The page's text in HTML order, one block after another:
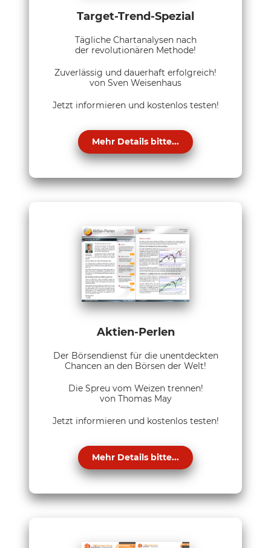
Target-Trend-Spezial
Tägliche Chartanalysen nach
der revolutionären Methode!
Zuverlässig und dauerhaft erfolgreich!
von Sven Weisenhaus
Jetzt informieren und kostenlos testen!
Mehr Details bitte...
Aktien-Perlen
Der Börsendienst für die unentdeckten
Chancen an den Börsen der Welt!
Die Spreu vom Weizen trennen!
von Thomas May
Jetzt informieren und kostenlos testen!
Mehr Details bitte...